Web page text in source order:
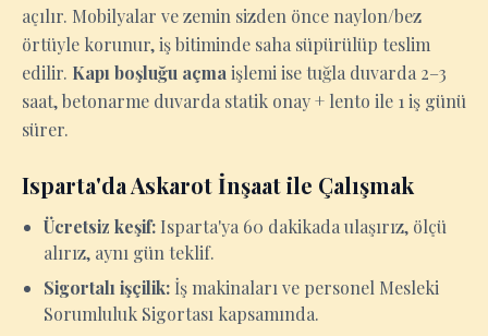
açılır. Mobilyalar ve zemin sizden önce naylon/bez
örtüyle korunur, iş bitiminde saha süpürülüp teslim
edilir. Kapı boşluğu açma işlemi ise tuğla duvarda 2–3
saat, betonarme duvarda statik onay + lento ile 1 iş günü
sürer.
Isparta'da Askarot İnşaat ile Çalışmak
Ücretsiz keşif: Isparta'ya 60 dakikada ulaşırız, ölçü
alırız, aynı gün teklif.
Sigortalı işçilik: İş makinaları ve personel Mesleki
Sorumluluk Sigortası kapsamında.